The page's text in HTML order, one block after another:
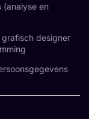
(analyse en
grafisch designer